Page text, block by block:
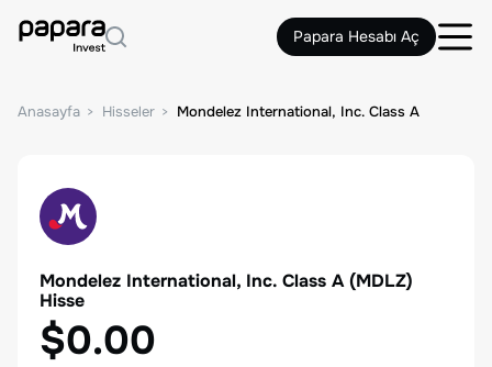
Papara Hesabı Aç
Anasayfa Hisseler Mondelez International, Inc. Class A
Mondelez International, Inc. Class A(MDLZ)
Hisse
$0.00